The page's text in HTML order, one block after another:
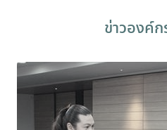
ข่าวองค์